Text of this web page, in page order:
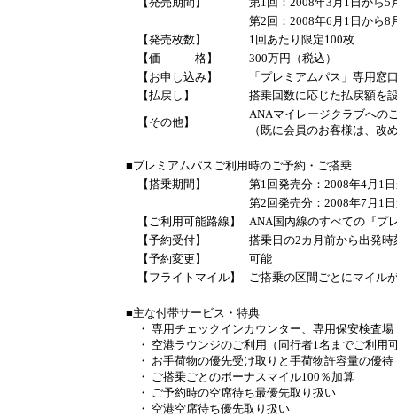
第2回：2008年6月1日から8
【発売枚数】
1回あたり限定100枚
【価 格】
300万円（税込）
【お申し込み】
「プレミアムパス」専用窓
【払戻し】
搭乗回数に応じた払戻額を
【その他】
ANAマイレージクラブへの
（既に会員のお客様は、改
■プレミアムパスご利用時のご予約・ご搭乗
【搭乗期間】
第1回発売分：2008年4月1
第2回発売分：2008年7月1
【ご利用可能路線】
ANA国内線のすべての『プ
【予約受付】
搭乗日の2カ月前から出発時
【予約変更】
可能
【フライトマイル】
ご搭乗の区間ごとにマイル
■主な付帯サービス・特典
・ 専用チェックインカウンター、専用保安検査場
・ 空港ラウンジのご利用（同行者1名までご利用
・ お手荷物の優先受け取りと手荷物許容量の優待
・ ご搭乗ごとのボーナスマイル100％加算
・ ご予約時の空席待ち最優先取り扱い
・ 空港空席待ち優先取り扱い